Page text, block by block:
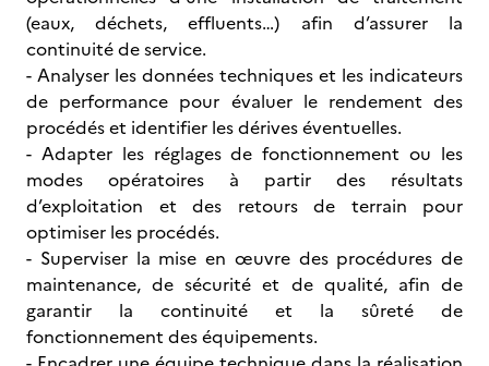
(eaux, déchets, effluents…) afin d’assurer la
continuité de service.
- Analyser les données techniques et les indicateurs
de performance pour évaluer le rendement des
procédés et identifier les dérives éventuelles.
- Adapter les réglages de fonctionnement ou les
modes opératoires à partir des résultats
d’exploitation et des retours de terrain pour
optimiser les procédés.
- Superviser la mise en œuvre des procédures de
maintenance, de sécurité et de qualité, afin de
garantir la continuité et la sûreté de
fonctionnement des équipements.